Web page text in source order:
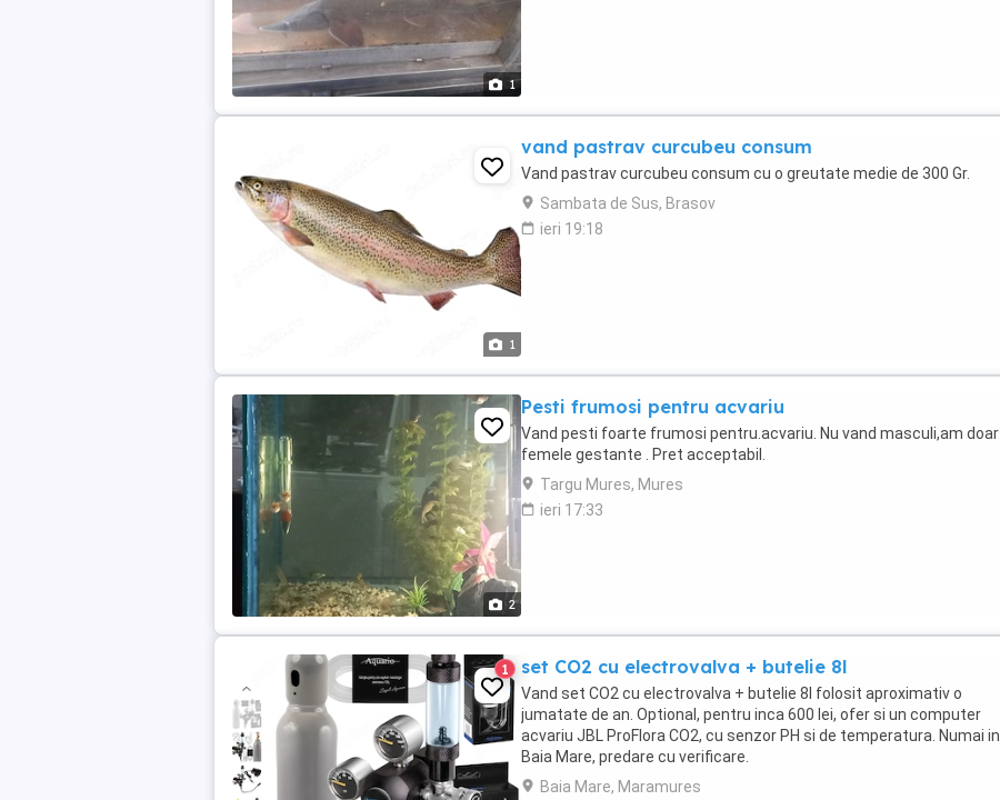
1
1
vand pastrav curcubeu consum
Vand pastrav curcubeu consum cu o greutate medie de 300 Gr.
Sambata de Sus, Brasov
ieri 19:18
2
Pesti frumosi pentru acvariu
Vand pesti foarte frumosi pentru.acvariu. Nu vand masculi,am doar
femele gestante . Pret acceptabil.
Targu Mures, Mures
ieri 17:33
1 set CO2 cu electrovalva + butelie 8l
Vand set CO2 cu electrovalva + butelie 8l folosit aproximativ o
jumatate de an. Optional, pentru inca 600 lei, ofer si un computer
acvariu JBL ProFlora CO2, cu senzor PH si de temperatura. Numai in
Baia Mare, predare cu verificare.
Baia Mare, Maramures